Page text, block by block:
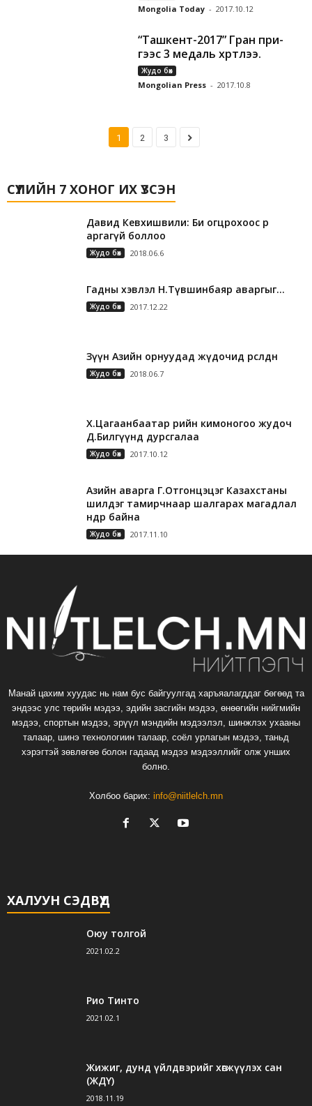
Mongolia Today - 2017.10.12
“Ташкент-2017” Гран при-
гээс 3 медаль хүртлээ.
Жудо бөх
Mongolian Press - 2017.10.8
1 2 3
СҮҮЛИЙН 7 ХОНОГ ИХ ҮЗСЭН
Давид Кевхишвили: Би огцрохоос өөр
аргагүй боллоо
Жудо бөх 2018.06.6
Гадны хэвлэл Н.Түвшинбаяр аваргыг…
Жудо бөх 2017.12.22
Зүүн Азийн орнуудад жүдочид өрсөлдөнө
Жудо бөх 2018.06.7
Х.Цагаанбаатар өөрийн кимоногоо жудоч
Д.Билгүүнд дурсгалаа
Жудо бөх 2017.10.12
Азийн аварга Г.Отгонцэцэг Казахстаны
шилдэг тамирчнаар шалгарах магадлал
өндөр байна
Жудо бөх 2017.11.10
Манай цахим хуудас нь нам бус байгуулгад харъяалагддаг бөгөөд та
эндээс улс төрийн мэдээ, эдийн засгийн мэдээ, өнөөгийн нийгмийн
мэдээ, спортын мэдээ, эрүүл мэндийн мэдээлэл, шинжлэх ухааны
талаар, шинэ технологиин талаар, соёл урлагын мэдээ, таньд
хэрэгтэй зөвлөгөө болон гадаад мэдээ мэдээллийг олж унших
болно.
Холбоо барих: info@niitlelch.mn
ХАЛУУН СЭДВҮҮД
Оюу толгой
2021.02.2
Рио Тинто
2021.02.1
Жижиг, дунд үйлдвэрийг хөгжүүлэх сан
(ЖДҮ)
2018.11.19